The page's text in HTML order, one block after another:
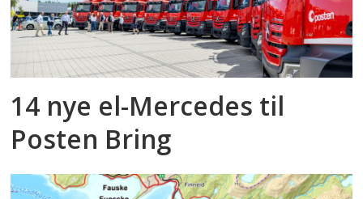
14 nye el-Mercedes til
Posten Bring